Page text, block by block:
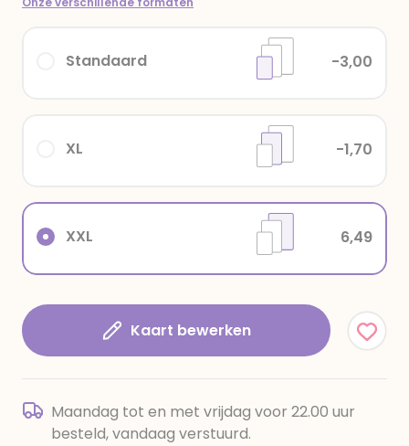
XXL 6,49
XL -1,70
Standaard -3,00
Kaart bewerken
Maandag tot en met vrijdag voor 22.00 uur
besteld, vandaag verstuurd.